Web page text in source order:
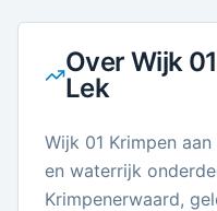
OverWijk
Lek
Wijk 01 Krimpen
en waterrijk
Krimpenerwaard,